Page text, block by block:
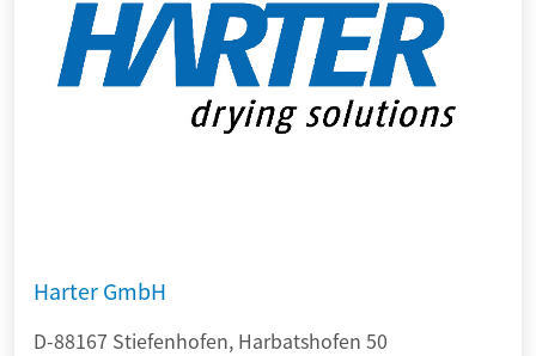
Harter GmbH
D-88167 Stiefenhofen, Harbatshofen 50